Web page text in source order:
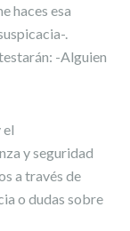
haces esa
.
-Alguien
el
y seguridad
a través de
o dudas sobre